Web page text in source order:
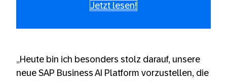
Jetzt lesen!
„Heute bin ich besonders stolz darauf, unsere
neue SAP Business AI Platform vorzustellen, die